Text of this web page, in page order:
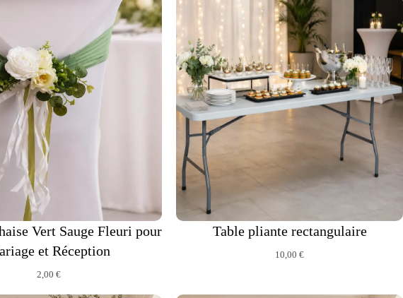
Vert Sauge Fleuri pour
et Réception
2,00 €
Table pliante rectangulaire
10,00 €